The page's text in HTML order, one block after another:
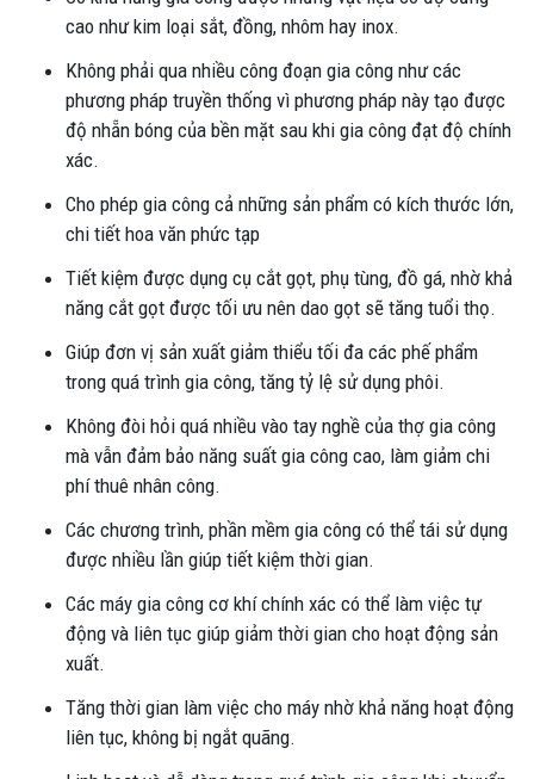
cao như kim loại sắt, đồng, nhôm hay inox.
Không phải qua nhiều công đoạn gia công như các
phương pháp truyền thống vì phương pháp này tạo được
độ nhẵn bóng của bền mặt sau khi gia công đạt độ chính
xác.
Cho phép gia công cả những sản phẩm có kích thước lớn,
chi tiết hoa văn phức tạp
Tiết kiệm được dụng cụ cắt gọt, phụ tùng, đồ gá, nhờ khả
năng cắt gọt được tối ưu nên dao gọt sẽ tăng tuổi thọ.
Giúp đơn vị sản xuất giảm thiểu tối đa các phế phẩm
trong quá trình gia công, tăng tỷ lệ sử dụng phôi.
Không đòi hỏi quá nhiều vào tay nghề của thợ gia công
mà vẫn đảm bảo năng suất gia công cao, làm giảm chi
phí thuê nhân công.
Các chương trình, phần mềm gia công có thể tái sử dụng
được nhiều lần giúp tiết kiệm thời gian.
Các máy gia công cơ khí chính xác có thể làm việc tự
động và liên tục giúp giảm thời gian cho hoạt động sản
xuất.
Tăng thời gian làm việc cho máy nhờ khả năng hoạt động
liên tục, không bị ngắt quãng.